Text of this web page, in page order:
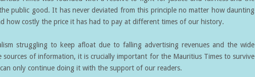
public good. It has never deviated from this principle no matter how daunting
how costly the price it has had to pay at different times of our history.
struggling to keep afloat due to falling advertising revenues and the wide
sources of information, it is crucially important for the Mauritius Times to survive
only continue doing it with the support of our readers.